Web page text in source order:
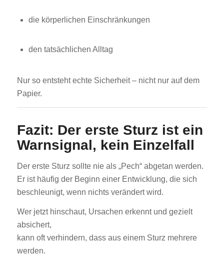
die körperlichen Einschränkungen
den tatsächlichen Alltag
Nur so entsteht echte Sicherheit – nicht nur auf dem
Papier.
Fazit: Der erste Sturz ist ein
Warnsignal, kein Einzelfall
Der erste Sturz sollte nie als „Pech“ abgetan werden.
Er ist häufig der Beginn einer Entwicklung, die sich
beschleunigt, wenn nichts verändert wird.
Wer jetzt hinschaut, Ursachen erkennt und gezielt
absichert,
kann oft verhindern, dass aus einem Sturz mehrere
werden.